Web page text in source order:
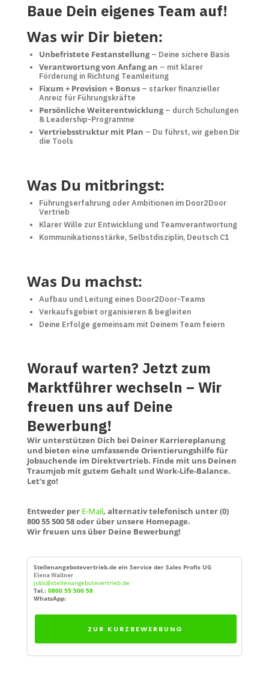
Baue Dein eigenes Team auf!
Was wir Dir bieten:
Unbefristete Festanstellung– Deine sichere Basis
Verantwortung von Anfang an – mit klarer
Förderung in Richtung Teamleitung
Fixum + Provision + Bonus– starker finanzieller
Anreiz für Führungskräfte
Persönliche Weiterentwicklung– durch Schulungen
& Leadership-Programme
Vertriebsstruktur mit Plan – Du führst, wir geben Dir
die Tools
Was Du mitbringst:
Führungserfahrung oder Ambitionen im Door2Door
Vertrieb
Klarer Wille zur Entwicklung und Teamverantwortung
Kommunikationsstärke, Selbstdisziplin, Deutsch C1
Was Du machst:
Aufbau und Leitung eines Door2Door-Teams
Verkaufsgebiet organisieren & begleiten
Deine Erfolge gemeinsam mit Deinem Team feiern
Worauf warten? Jetzt zum
Marktführer wechseln – Wir
freuen uns auf Deine
Bewerbung!
Wir unterstützen Dich bei Deiner Karriereplanung
und bieten eine umfassende Orientierungshilfe für
Jobsuchende im Direktvertrieb. Finde mit uns Deinen
Traumjob mit gutem Gehalt und Work-Life-Balance.
Let’s go!
Entweder per E-Mail, alternativ telefonisch unter (0)
800 55 500 58 oder über unsere Homepage.
Wir freuen uns über Deine Bewerbung!
Stellenangebotevertrieb.de ein Service der Sales Profis UG
Elena Wallner
jobs@stellenangebotevertrieb.de
Tel.: 0800 55 500 58
WhatsApp:
ZUR KURZBEWERBUNG